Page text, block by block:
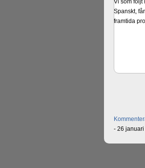
Vi som följt
Spanskt,
framtida
- 26